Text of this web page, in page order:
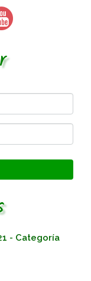
- Categoría